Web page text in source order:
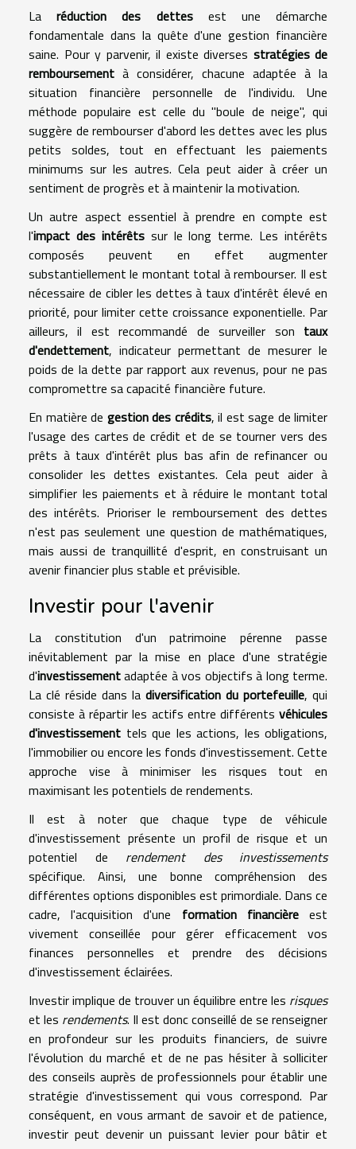
Laréduction des dettesest une démarche
fondamentale dans la quête d'une gestion financière
saine. Pour y parvenir, il existe diverses stratégies de
remboursement à considérer, chacune adaptée à la
situation financière personnelle de l'individu. Une
méthode populaire est celle du "boule de neige", qui
suggère de rembourser d'abord les dettes avec les plus
petits soldes, tout en effectuant les paiements
minimums sur les autres. Cela peut aider à créer un
sentiment de progrès et à maintenir la motivation.
Un autre aspect essentiel à prendre en compte est
l'impact des intérêtssur le long terme. Les intérêts
composés peuvent en effet augmenter
substantiellement le montant total à rembourser. Il est
nécessaire de cibler les dettes à taux d'intérêt élevé en
priorité, pour limiter cette croissance exponentielle. Par
ailleurs, il est recommandé de surveiller son taux
d'endettement, indicateur permettant de mesurer le
poids de la dette par rapport aux revenus, pour ne pas
compromettre sa capacité financière future.
En matière de gestion des crédits, il est sage de limiter
l'usage des cartes de crédit et de se tourner vers des
prêts à taux d'intérêt plus bas afin de refinancer ou
consolider les dettes existantes. Cela peut aider à
simplifier les paiements et à réduire le montant total
des intérêts. Prioriser le remboursement des dettes
n'est pas seulement une question de mathématiques,
mais aussi de tranquillité d'esprit, en construisant un
avenir financier plus stable et prévisible.
Investir pour l'avenir
La constitution d'un patrimoine pérenne passe
inévitablement par la mise en place d'une stratégie
d'investissementadaptée à vos objectifs à long terme.
La clé réside dans la diversification du portefeuille, qui
consiste à répartir les actifs entre différents véhicules
d'investissement tels que les actions, les obligations,
l'immobilier ou encore les fonds d'investissement. Cette
approche vise à minimiser les risques tout en
maximisant les potentiels de rendements.
Il est à noter que chaque type de véhicule
d'investissement présente un profil de risque et un
potentiel de rendement des investissements
spécifique. Ainsi, une bonne compréhension des
différentes options disponibles est primordiale. Dans ce
cadre, l'acquisition d'une formation financièreest
vivement conseillée pour gérer efficacement vos
finances personnelles et prendre des décisions
d'investissement éclairées.
Investir implique de trouver un équilibre entre les risques
et les rendements. Il est donc conseillé de se renseigner
en profondeur sur les produits financiers, de suivre
l'évolution du marché et de ne pas hésiter à solliciter
des conseils auprès de professionnels pour établir une
stratégie d'investissement qui vous correspond. Par
conséquent, en vous armant de savoir et de patience,
investir peut devenir un puissant levier pour bâtir et